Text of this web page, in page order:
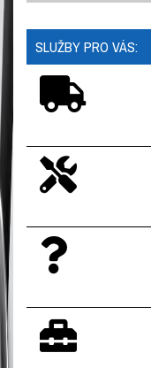
SLUŽBY PRO VÁS: